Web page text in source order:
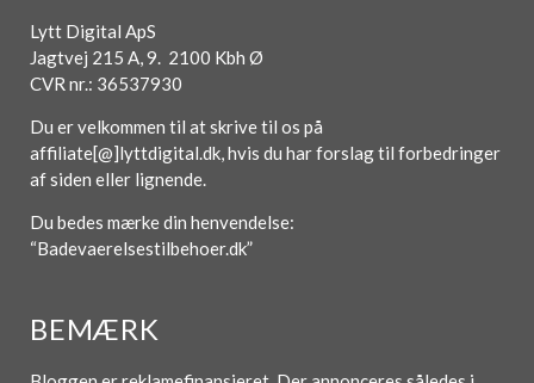
Lytt Digital ApS
Jagtvej 215 A, 9. 2100 Kbh Ø
CVR nr.: 36537930
Du er velkommen til at skrive til os på
affiliate[@]lyttdigital.dk, hvis du har forslag til forbedringer
af siden eller lignende.
Du bedes mærke din henvendelse:
“Badevaerelsestilbehoer.dk”
BEMÆRK